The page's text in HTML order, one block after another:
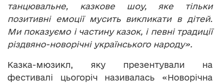
танцювальне, казкове шоу, яке тільки
позитивні емоції мусить викликати в дітей.
Ми показуємо і частину казок, і певні традиції
різдвяно-новорічні українського народу».
Казка-мюзикл, яку презентували на
фестивалі цьогоріч називалась «Новорічна